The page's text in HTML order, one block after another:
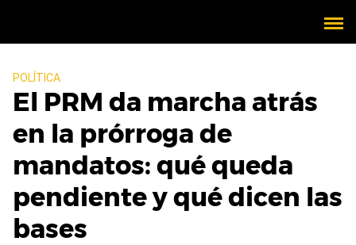
POLÍTICA
El PRM da marcha atrás
en la prórroga de
mandatos: qué queda
pendiente y qué dicen las
bases